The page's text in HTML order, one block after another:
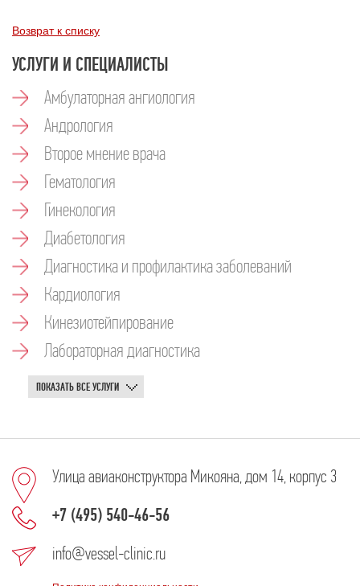
Возврат к списку
УСЛУГИ И СПЕЦИАЛИСТЫ
Амбулаторная ангиология
Андрология
Второе мнение врача
Гематология
Гинекология
Диабетология
Диагностика и профилактика заболеваний
Кардиология
Кинезиотейпирование
Лабораторная диагностика
ПОКАЗАТЬ ВСЕ УСЛУГИ
Улица авиаконструктора Микояна, дом 14, корпус 3
+7 (495) 540-46-56
info@vessel-clinic.ru